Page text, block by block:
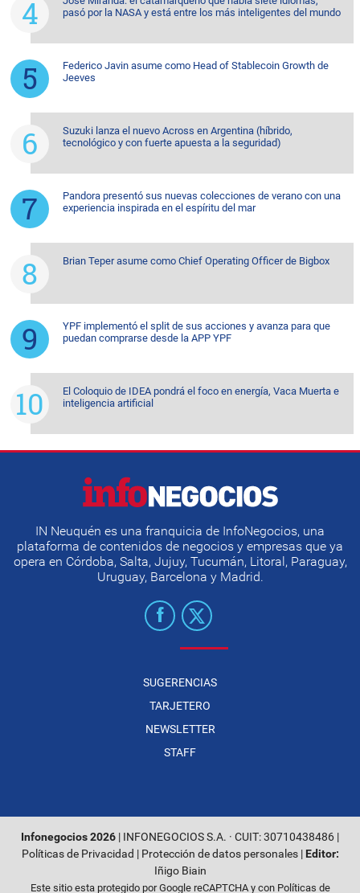
pasó por la NASA y está entre los más inteligentes del mundo
Federico Javin asume como Head of Stablecoin Growth de
Jeeves
Suzuki lanza el nuevo Across en Argentina (híbrido,
tecnológico y con fuerte apuesta a la seguridad)
Pandora presentó sus nuevas colecciones de verano con una
experiencia inspirada en el espíritu del mar
Brian Teper asume como Chief Operating Officer de Bigbox
YPF implementó el split de sus acciones y avanza para que
puedan comprarse desde la APP YPF
El Coloquio de IDEA pondrá el foco en energía, Vaca Muerta e
inteligencia artificial
IN Neuquén es una franquicia de InfoNegocios, una
plataforma de contenidos de negocios y empresas que ya
opera en Córdoba, Salta, Jujuy, Tucumán, Litoral, Paraguay,
Uruguay, Barcelona y Madrid.
SUGERENCIAS
TARJETERO
NEWSLETTER
STAFF
Infonegocios 2026 | INFONEGOCIOS S.A. · CUIT: 30710438486 |
Políticas de Privacidad | Protección de datos personales| Editor:
Iñigo Biain
Este sitio esta protegido por Google reCAPTCHA y con Políticas de